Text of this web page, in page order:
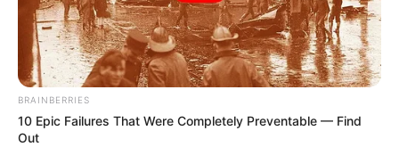
BRAINBERRIES
10 Epic Failures That Were Completely Preventable — Find
Out